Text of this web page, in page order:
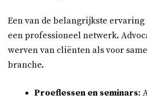
Een van de belangrijkste
een professioneel netwerk.
werven van cliënten als voor
branche.
Proeflessen en seminars: